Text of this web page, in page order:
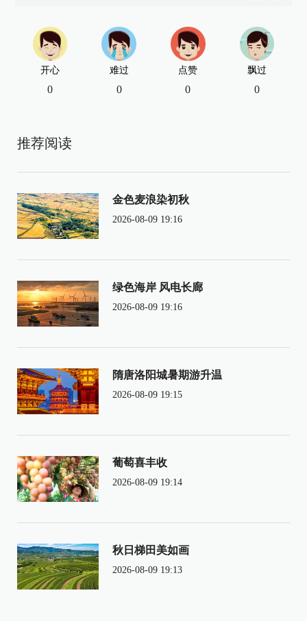
开心
0
难过
0
点赞
0
飘过
0
推荐阅读
金色麦浪染初秋
2026-08-09 19:16
绿色海岸 风电长廊
2026-08-09 19:16
隋唐洛阳城暑期游升温
2026-08-09 19:15
葡萄喜丰收
2026-08-09 19:14
秋日梯田美如画
2026-08-09 19:13